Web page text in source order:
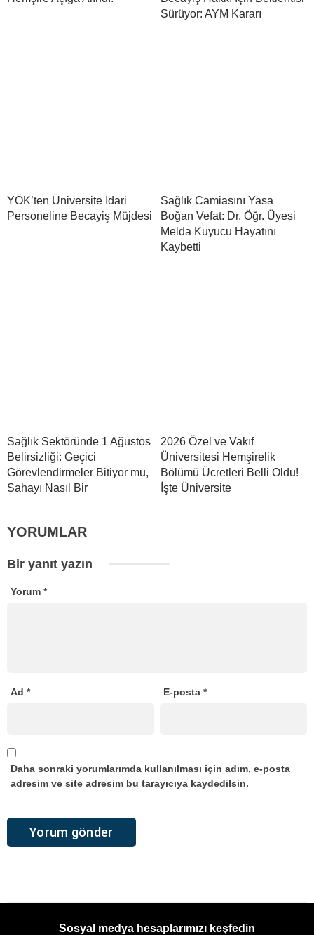
Sürüyor: AYM Kararı
YÖK’ten Üniversite İdari
Personeline Becayiş Müjdesi
Sağlık Camiasını Yasa
Boğan Vefat: Dr. Öğr. Üyesi
Melda Kuyucu Hayatını
Kaybetti
Sağlık Sektöründe 1 Ağustos
Belirsizliği: Geçici
Görevlendirmeler Bitiyor mu,
Sahayı Nasıl Bir
2026 Özel ve Vakıf
Üniversitesi Hemşirelik
Bölümü Ücretleri Belli Oldu!
İşte Üniversite
YORUMLAR
Bir yanıt yazın
Yorum *
Ad * E-posta*
Daha sonraki yorumlarımda kullanılması için adım, e-posta
adresim ve site adresim bu tarayıcıya kaydedilsin.
Sosyal medya hesaplarımızı keşfedin